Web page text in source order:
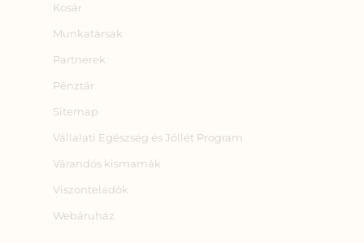
Kosár
Munkatársak
Partnerek
Pénztár
Sitemap
Vállalati Egészség és Jóllét Program
Várandós kismamák
Viszonteladók
Webáruház